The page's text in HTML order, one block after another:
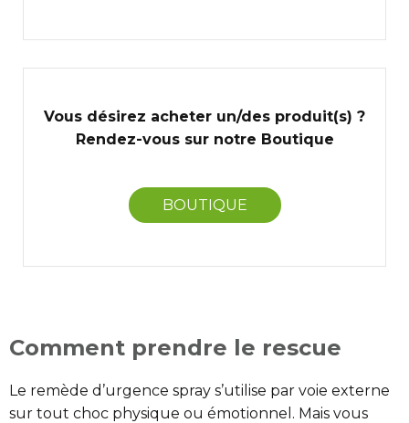
Vous désirez acheter un/des produit(s) ?
Rendez-vous sur notre Boutique
BOUTIQUE
Comment prendre le rescue
Le remède d’urgence spray s’utilise par voie externe
sur tout choc physique ou émotionnel. Mais vous